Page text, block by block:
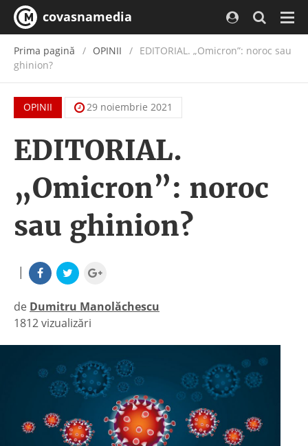
covasnamedia
Prima pagină OPINII
EDITORIAL. „Omicron”: noroc sau
ghinion?
OPINII 29 noiembrie 2021
EDITORIAL.
„Omicron”: noroc
sau ghinion?
|
de Dumitru Manolăchescu
|
1812 vizualizări